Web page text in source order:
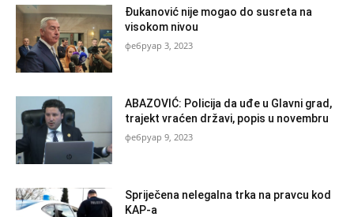
Đukanović nije mogao do susreta na
visokom nivou
фебруар 3, 2023
ABAZOVIĆ: Policija da uđe u Glavni grad,
trajekt vraćen državi, popis u novembru
фебруар 9, 2023
Spriječena nelegalna trka na pravcu kod
KAP-a